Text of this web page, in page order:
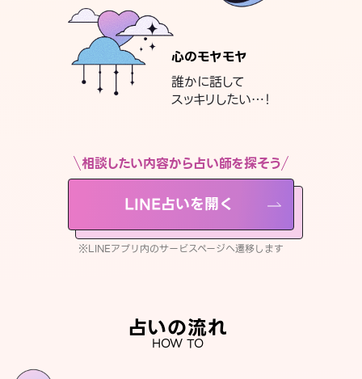
心のモヤモヤ
誰かに話して
スッキリしたい…！
相談したい内容から占い師を探そう
LINE占いを開く
※LINEアプリ内のサービスページへ遷移します
占いの流れ
HOW TO